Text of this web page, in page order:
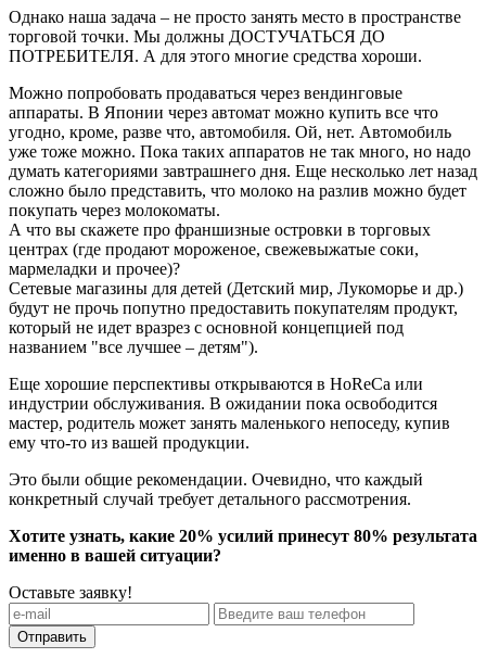
Однако наша задача – не просто занять место в пространстве
торговой точки. Мы должны ДОСТУЧАТЬСЯ ДО
ПОТРЕБИТЕЛЯ. А для этого многие средства хороши.
Можно попробовать продаваться через вендинговые
аппараты. В Японии через автомат можно купить все что
угодно, кроме, разве что, автомобиля. Ой, нет. Автомобиль
уже тоже можно. Пока таких аппаратов не так много, но надо
думать категориями завтрашнего дня. Еще несколько лет назад
сложно было представить, что молоко на разлив можно будет
покупать через молокоматы.
А что вы скажете про франшизные островки в торговых
центрах (где продают мороженое, свежевыжатые соки,
мармеладки и прочее)?
Сетевые магазины для детей (Детский мир, Лукоморье и др.)
будут не прочь попутно предоставить покупателям продукт,
который не идет вразрез с основной концепцией под
названием "все лучшее – детям").
Еще хорошие перспективы открываются в HoReCa или
индустрии обслуживания. В ожидании пока освободится
мастер, родитель может занять маленького непоседу, купив
ему что-то из вашей продукции.
Это были общие рекомендации. Очевидно, что каждый
конкретный случай требует детального рассмотрения.
Хотите узнать, какие 20% усилий принесут 80% результата
именно в вашей ситуации?
Оставьте заявку!
Отправить